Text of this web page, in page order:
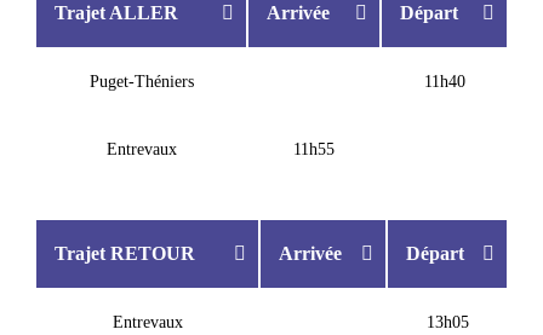
Trajet ALLER Arrivée Départ
Puget-Théniers 11h40
Entrevaux 11h55
Trajet RETOUR Arrivée Départ
Entrevaux 13h05